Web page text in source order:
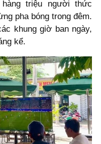
triệu người thức
pha bóng trong đêm.
khung giờ ban ngày,
kể.